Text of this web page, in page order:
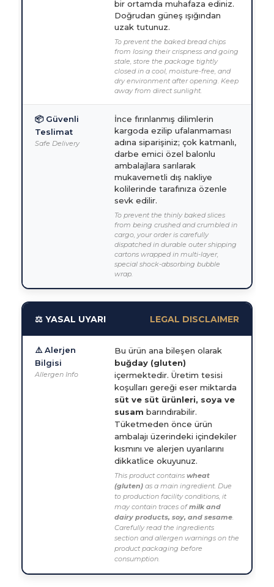
bir ortamda muhafaza ediniz.
Doğrudan güneş ışığından
uzak tutunuz.
To prevent the baked bread chips
from losing their crispness and going
stale, store the package tightly
closed in a cool, moisture-free, and
dry environment after opening. Keep
away from direct sunlight.
📦 Güvenli
Teslimat
Safe Delivery
İnce fırınlanmış dilimlerin
kargoda ezilip ufalanmaması
adına siparişiniz; çok katmanlı,
darbe emici özel balonlu
ambalajlara sarılarak
mukavemetli dış nakliye
kolilerinde tarafınıza özenle
sevk edilir.
To prevent the thinly baked slices
from being crushed and crumbled in
cargo, your order is carefully
dispatched in durable outer shipping
cartons wrapped in multi-layer,
special shock-absorbing bubble
wrap.
⚖️ YASAL UYARI LEGAL DISCLAIMER
⚠️ Alerjen
Bilgisi
Allergen Info
Bu ürün ana bileşen olarak
buğday (gluten)
içermektedir. Üretim tesisi
koşulları gereği eser miktarda
süt ve süt ürünleri, soya ve
susam barındırabilir.
Tüketmeden önce ürün
ambalajı üzerindeki içindekiler
kısmını ve alerjen uyarılarını
dikkatlice okuyunuz.
This product contains wheat
(gluten) as a main ingredient. Due
to production facility conditions, it
may contain traces ofmilk and
dairy products, soy, and sesame
Carefully read the ingredients
section and allergen warnings on the
product packaging before
consumption.